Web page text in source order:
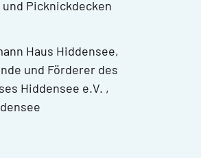
Picknickdecken
Haus Hiddensee,
und Förderer des
Hiddensee e.V. ,